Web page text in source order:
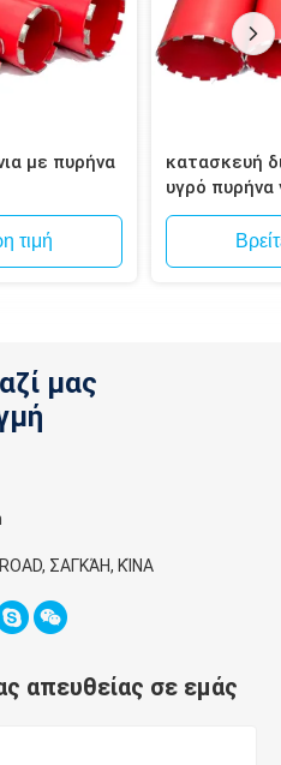
με πυρήνα
τιμή
κατασκευή
υγρό
τοιχοποιία,
μας
ΣΑΓΚΆΗ, ΚΊΝΑ
απευθείας σε εμάς